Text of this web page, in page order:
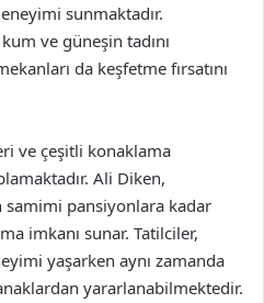
sunmaktadır.
ve güneşin tadını
da keşfetme fırsatını
ve çeşitli konaklama
Ali Diken,
pansiyonlara kadar
imkanı sunar. Tatilciler,
yaşarken aynı zamanda
yararlanabilmektedir.